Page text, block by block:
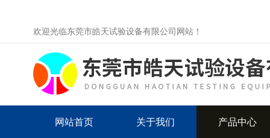
欢迎光临东莞市皓天试验设备有限公司网站！
网站首页 关于我们 产品中心